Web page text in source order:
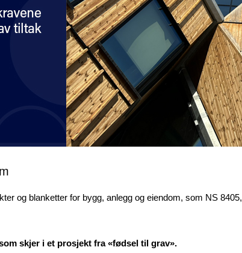
og blanketter for bygg, anlegg og eiendom, som NS 8405,
skjer i et prosjekt fra «fødsel til grav».